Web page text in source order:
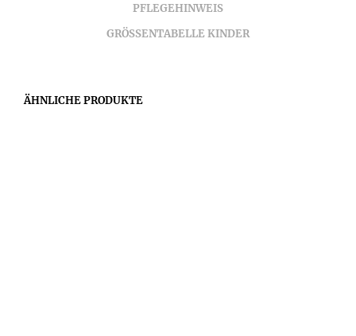
PFLEGEHINWEIS
GRÖSSENTABELLE KINDER
ÄHNLICHE PRODUKTE